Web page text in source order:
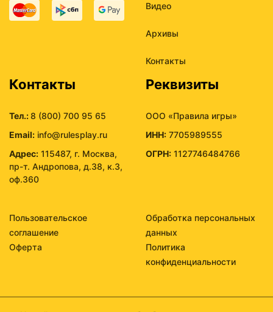
Видео
Архивы
Контакты
Контакты
Тел.:8 (800) 700 95 65
Email: info@rulesplay.ru
Адрес: 115487, г. Москва,
пр-т. Андропова, д.38, к.3,
оф.360
Реквизиты
ООО «Правила игры»
ИНН: 7705989555
ОГРН: 1127746484766
Пользовательское
соглашение
Обработка персональных
данных
Оферта
Политика
конфиденциальности